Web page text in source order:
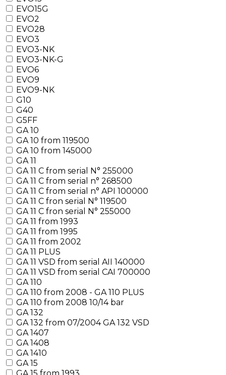
EVO15G
EVO2
EVO28
EVO3
EVO3-NK
EVO3-NK-G
EVO6
EVO9
EVO9-NK
G10
G40
G5FF
GA 10
GA 10 from 119500
GA 10 from 145000
GA 11
GA 11 C from serial N° 255000
GA 11 C from serial n° 268500
GA 11 C from serial n° API 100000
GA 11 C fron serial N° 119500
GA 11 C fron serial N° 255000
GA 11 from 1993
GA 11 from 1995
GA 11 from 2002
GA 11 PLUS
GA 11 VSD from serial AII 140000
GA 11 VSD from serial CAI 700000
GA 110
GA 110 from 2008 - GA 110 PLUS
GA 110 from 2008 10/14 bar
GA 132
GA 132 from 07/2004 GA 132 VSD
GA 1407
GA 1408
GA 1410
GA 15